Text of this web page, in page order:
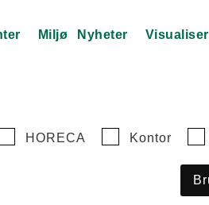
Miljø Nyheter Visualiser
HORECA Kontor